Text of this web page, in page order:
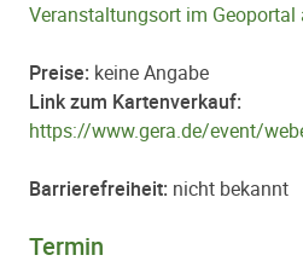
Veranstaltungsort im Geoportal
Preise: keine Angabe
Link zum Kartenverkauf:
https://www.gera.de/event/
Barrierefreiheit: nicht bekannt
Termin